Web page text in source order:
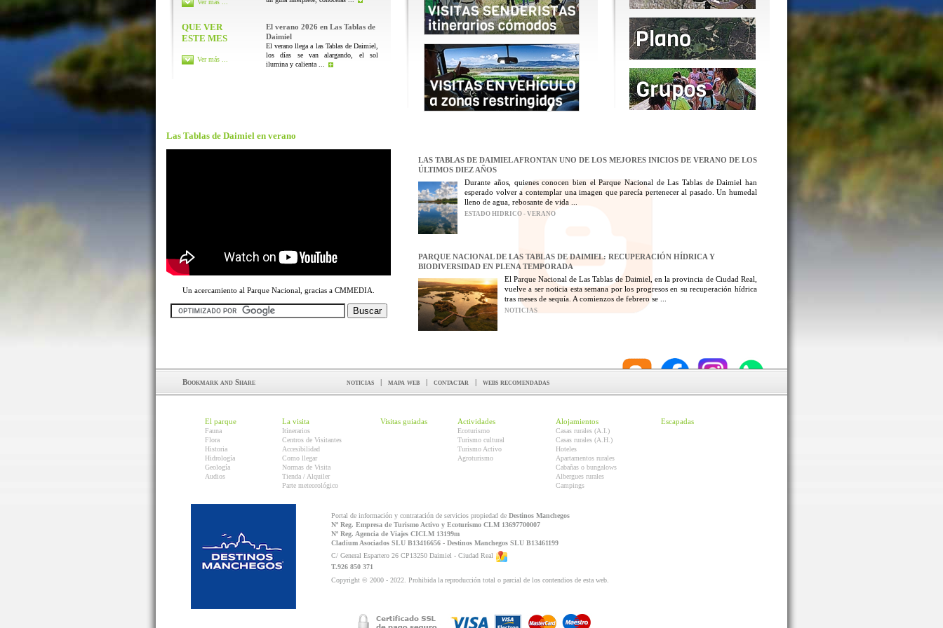
Ver más ...
QUE VER
ESTE MES
El verano 2026 en Las Tablas de
Daimiel
El verano llega a las Tablas de Daimiel,
los días se van alargando, el sol
ilumina y calienta ...
Ver más ...
Las Tablas de Daimiel en verano
Un acercamiento al Parque Nacional, gracias a CMMEDIA.
LAS TABLAS DE DAIMIEL AFRONTAN UNO DE LOS MEJORES INICIOS DE VERANO DE LOS
ÚLTIMOS DIEZ AÑOS
Durante años, quienes conocen bien el Parque Nacional de Las Tablas de Daimiel han
esperado volver a contemplar una imagen que parecía pertenecer al pasado. Un humedal
lleno de agua, rebosante de vida ...
ESTADO HIDRICO - VERANO
PARQUE NACIONAL DE LAS TABLAS DE DAIMIEL: RECUPERACIÓN HÍDRICA Y
BIODIVERSIDAD EN PLENA TEMPORADA
El Parque Nacional de Las Tablas de Daimiel, en la provincia de Ciudad Real,
vuelve a ser noticia esta semana por los progresos en su recuperación hídrica
tras meses de sequía. A comienzos de febrero se ...
NOTICIAS
noticias | mapa web | contactar | webs recomendadas
El parque
Fauna
Flora
Historia
Hidrología
Geología
Audios
La visita
Itinerarios
Centros de Visitantes
Accesibilidad
Como llegar
Normas de Visita
Tienda / Alquiler
Parte meteorológico
Visitas guiadas Actividades
Ecoturismo
Turismo cultural
Turismo Activo
Agroturismo
Alojamientos
Casas rurales (A.I.)
Casas rurales (A.H.)
Hoteles
Apartamentos rurales
Cabañas o bungalows
Albergues rurales
Campings
Escapadas
Portal de información y contratación de servicios propiedad de Destinos Manchegos
Nº Reg. Empresa de Turismo Activo y Ecoturismo CLM 13697700007
Nº Reg. Agencia de Viajes CICLM 13199m
Cladium Asociados SLU B13416656 - Destinos Manchegos SLU B13461199
C/ General Espartero 26 CP13250 Daimiel - Ciudad Real
T.926 850 371
Copyright © 2000 - 2022. Prohibida la reproducción total o parcial de los contendios de esta web.